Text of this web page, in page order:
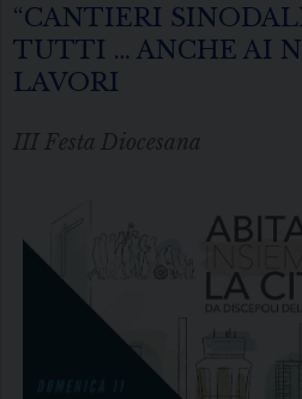
“CANTIERI
TUTTI … ANCHE AI
LAVORI
III Festa Diocesana